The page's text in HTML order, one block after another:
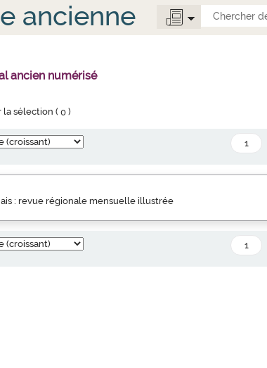
ancienne
ancien numérisé
la sélection (0 )
: revue régionale mensuelle illustrée